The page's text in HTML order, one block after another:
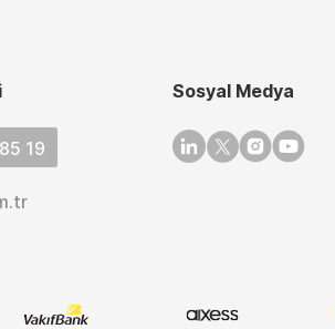
19
Sosyal Medya
Linkedin
TwitterInstagram
Youtube